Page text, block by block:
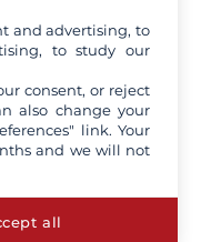
durch
dem
and advertising, to
to study our
consent, or reject
also change your
link. Your
and we will not
all